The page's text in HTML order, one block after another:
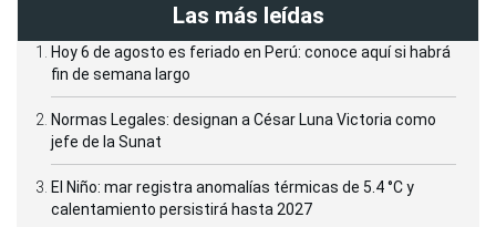
Las más leídas
Hoy 6 de agosto es feriado en Perú: conoce aquí si habrá
fin de semana largo
Normas Legales: designan a César Luna Victoria como
jefe de la Sunat
El Niño: mar registra anomalías térmicas de 5.4 °C y
calentamiento persistirá hasta 2027